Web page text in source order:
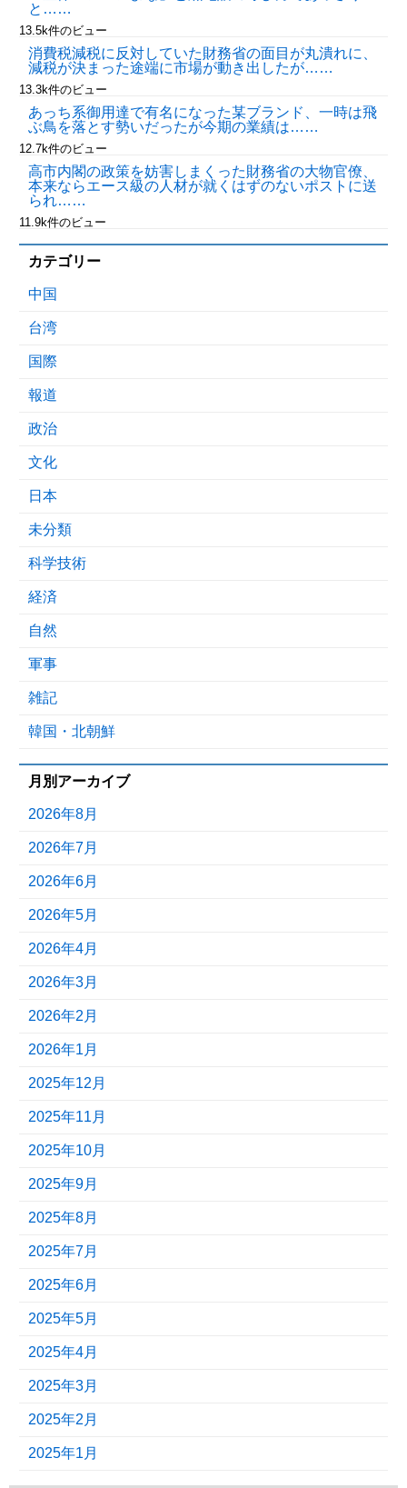
と……
13.5k件のビュー
消費税減税に反対していた財務省の面目が丸潰れに、
減税が決まった途端に市場が動き出したが……
13.3k件のビュー
あっち系御用達で有名になった某ブランド、一時は飛
ぶ鳥を落とす勢いだったが今期の業績は……
12.7k件のビュー
高市内閣の政策を妨害しまくった財務省の大物官僚、
本来ならエース級の人材が就くはずのないポストに送
られ……
11.9k件のビュー
カテゴリー
中国
台湾
国際
報道
政治
文化
日本
未分類
科学技術
経済
自然
軍事
雑記
韓国・北朝鮮
月別アーカイブ
2026年8月
2026年7月
2026年6月
2026年5月
2026年4月
2026年3月
2026年2月
2026年1月
2025年12月
2025年11月
2025年10月
2025年9月
2025年8月
2025年7月
2025年6月
2025年5月
2025年4月
2025年3月
2025年2月
2025年1月